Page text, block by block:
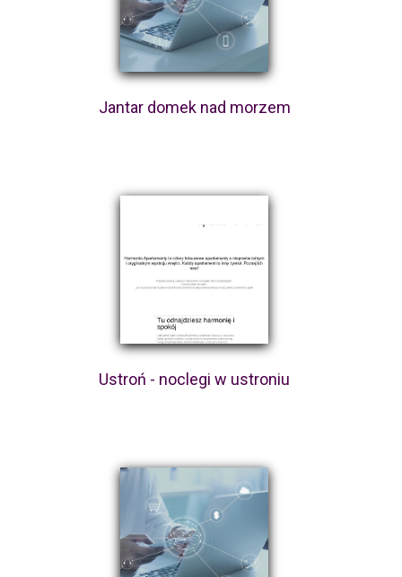
Jantar domek nad morzem
Ustroń - noclegi w ustroniu